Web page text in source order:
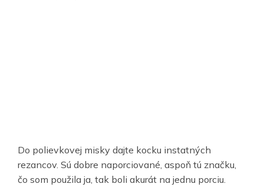
Do polievkovej misky dajte kocku instatných
rezancov. Sú dobre naporciované, aspoň tú značku,
čo som použila ja, tak boli akurát na jednu porciu.